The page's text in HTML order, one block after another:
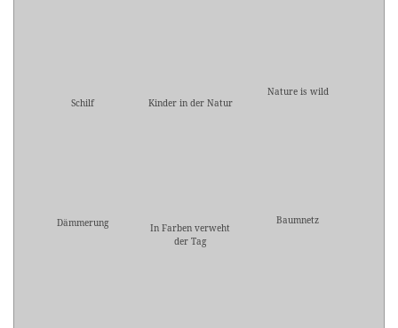
Schilf Kinder in der Natur
Nature is wild
Dämmerung
In Farben verweht
der Tag
Baumnetz